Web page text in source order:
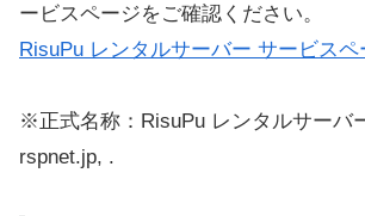
ービスページをご確認ください。
RisuPu レンタルサーバー サービスペ
※正式名称：RisuPu レンタルサーバ
rspnet.jp, .